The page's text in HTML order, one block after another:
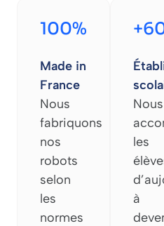
100%
Made in
France
Nous
fabriquons
nos
robots
selon
les
normes
Nous
les
à